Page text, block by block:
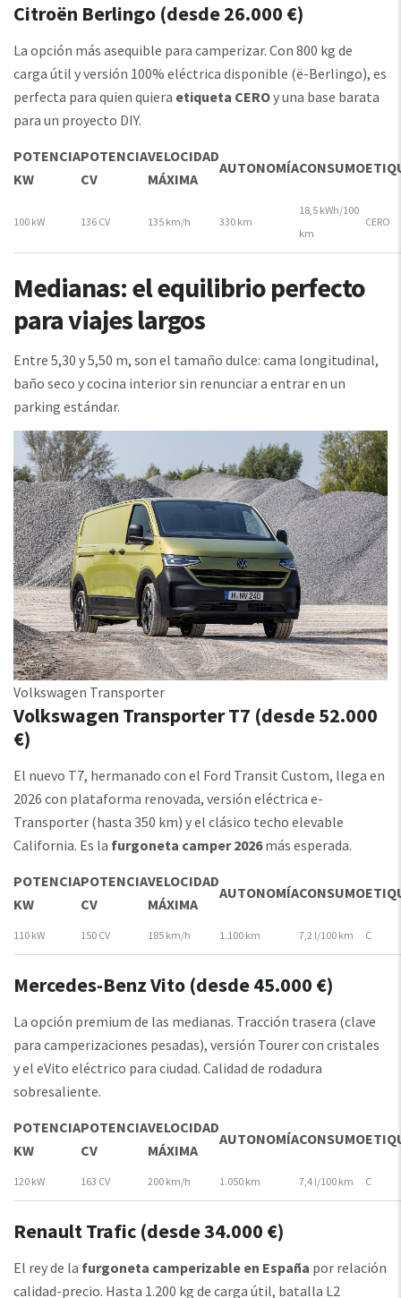
Citroën Berlingo (desde 26.000 €)
La opción más asequible para camperizar. Con 800 kg de
carga útil y versión 100% eléctrica disponible (ë-Berlingo), es
perfecta para quien quiera etiqueta CEROy una base barata
para un proyecto DIY.
POTENCIA
KW
POTENCIA
CV
VELOCIDAD
MÁXIMA
AUTONOMÍACONSUMO
100 kW 136 CV 135 km/h 330 km
18,5 kWh/100
km
CERO
Medianas: el equilibrio perfecto
para viajes largos
Entre 5,30 y 5,50 m, son el tamaño dulce: cama longitudinal,
baño seco y cocina interior sin renunciar a entrar en un
parking estándar.
Volkswagen Transporter
Volkswagen Transporter T7 (desde 52.000
€)
El nuevo T7, hermanado con el Ford Transit Custom, llega en
2026 con plataforma renovada, versión eléctrica e-
Transporter (hasta 350 km) y el clásico techo elevable
California. Es la furgoneta camper 2026más esperada.
POTENCIA
KW
POTENCIA
CV
VELOCIDAD
MÁXIMA
AUTONOMÍACONSUMO
110 kW 150 CV 185 km/h 1.100 km 7,2 l/100 km C
Mercedes-Benz Vito (desde 45.000 €)
La opción premium de las medianas. Tracción trasera (clave
para camperizaciones pesadas), versión Tourer con cristales
y el eVito eléctrico para ciudad. Calidad de rodadura
sobresaliente.
POTENCIA
KW
POTENCIA
CV
VELOCIDAD
MÁXIMA
AUTONOMÍACONSUMO
120 kW 163 CV 200 km/h 1.050 km 7,4 l/100 km C
Renault Trafic (desde 34.000 €)
El rey de la furgoneta camperizable en España por relación
calidad-precio. Hasta 1.200 kg de carga útil, batalla L2